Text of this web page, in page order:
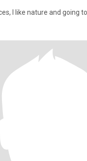
I like nature and going